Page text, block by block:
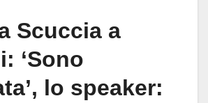
Scuccia a
‘Sono
lo speaker: